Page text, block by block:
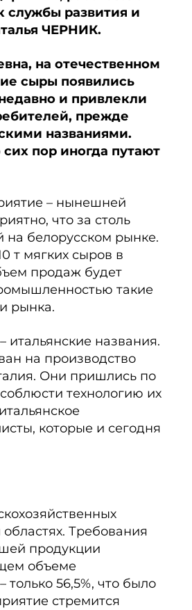
службы развития и
ЧЕРНИК.
на отечественном
сыры появились
и привлекли
прежде
названиями.
пор иногда путают
– нынешней
что за столь
на белорусском рынке.
т мягких сыров в
продаж будет
такие
рынка.
итальянские названия.
на производство
Они пришлись по
технологию их
которые и сегодня
Требования
продукции
объеме
только 56,5%, что было
стремится